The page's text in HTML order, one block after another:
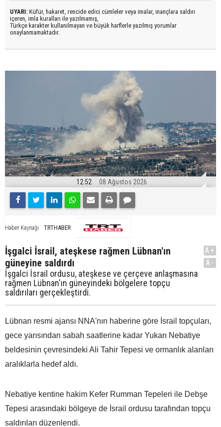
UYARI: Küfür, hakaret, rencide edici cümleler veya imalar, inançlara saldırı
içeren, imla kuralları ile yazılmamış,
Türkçe karakter kullanılmayan ve büyük harflerle yazılmış yorumlar
onaylanmamaktadır.
12:52 08 Ağustos 2026
Haber Kaynağı TRTHABER
İşgalci İsrail, ateşkese rağmen Lübnan'ın
güneyine saldırdı
İşgalci İsrail ordusu, ateşkese ve çerçeve anlaşmasına
rağmen Lübnan'ın güneyindeki bölgelere topçu
saldırıları gerçekleştirdi.
A+
A-
Lübnan resmi ajansı NNA'nın haberine göre İsrail topçuları,
gece yarısından sabah saatlerine kadar Yukarı Nebatiye
beldesinin çevresindeki Ali Tahir Tepesi ve ormanlık alanları
aralıklarla hedef aldı.
Nebatiye kentine hakim Kefer Rumman Tepeleri ile Debşe
Tepesi arasındaki bölgeye de İsrail ordusu tarafından topçu
saldırıları düzenlendi.